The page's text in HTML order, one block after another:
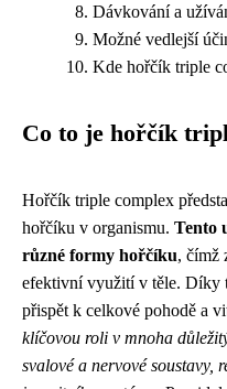
Dávkování a
Možné vedlejší
Kde hořčík triple
Co to je hořčík
Hořčík triple complex
hořčíku v organismu. Tento
různé formy hořčíku, čímž
efektivní využití v těle. Díky
přispět k celkové pohodě a
klíčovou roli v mnoha
svalové a nervové soustavy,